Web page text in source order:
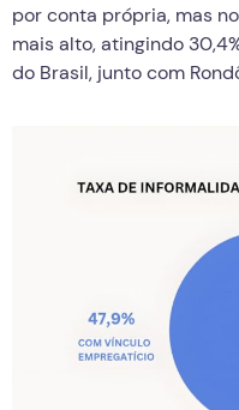
por conta própria, mas
mais alto, atingindo
do Brasil, junto com